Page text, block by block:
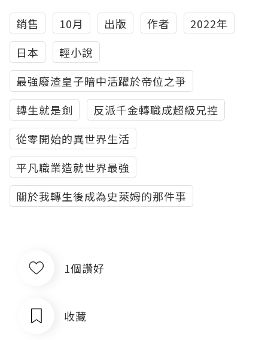
銷售 10月 出版 作者
2022年
日本
輕小說
最強廢渣皇子暗中活躍於帝位之爭
轉生就是劍
反派千金轉職成超級兄控
從零開始的異世界生活
平凡職業造就世界最強
關於我轉生後成為史萊姆的那件事
1個讚好
收藏